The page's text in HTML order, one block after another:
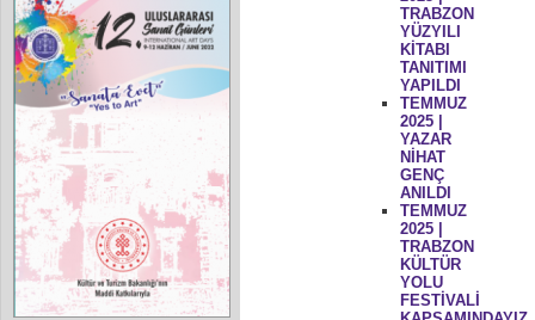
TRABZON
YÜZYILI
KİTABI
TANITIMI
YAPILDI
TEMMUZ
2025 |
YAZAR
NİHAT
GENÇ
ANILDI
TEMMUZ
2025 |
TRABZON
KÜLTÜR
YOLU
FESTİVALİ